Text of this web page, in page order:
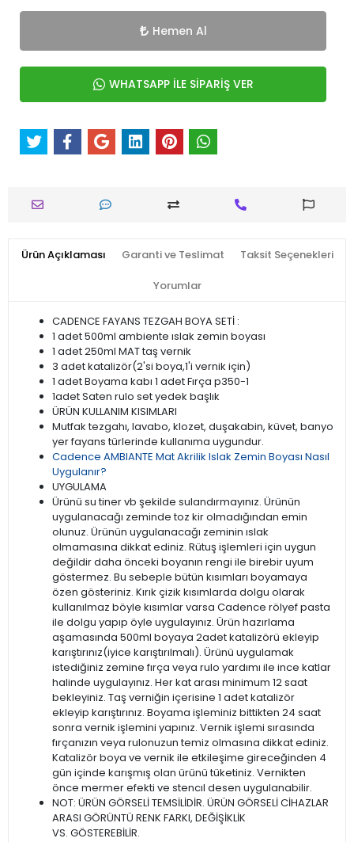
Hemen Al
WHATSAPP İLE SİPARİŞ VER
Ürün Açıklaması Garanti ve Teslimat Taksit Seçenekleri
Yorumlar
CADENCE FAYANS TEZGAH BOYA SETİ :
1 adet 500ml ambiente ıslak zemin boyası
1 adet 250ml MAT taş vernik
3 adet katalizör(2'si boya,1'i vernik için)
1 adet Boyama kabı 1 adet Fırça p350-1
1adet Saten rulo set yedek başlık
ÜRÜN KULLANIM KISIMLARI
Mutfak tezgahı, lavabo, klozet, duşakabin, küvet, banyo
yer fayans türlerinde kullanıma uygundur.
Cadence AMBIANTE Mat Akrilik Islak Zemin Boyası Nasıl
Uygulanır?
UYGULAMA
Ürünü su tiner vb şekilde sulandırmayınız. Ürünün
uygulanacağı zeminde toz kir olmadığından emin
olunuz. Ürünün uygulanacağı zeminin ıslak
olmamasına dikkat ediniz. Rütuş işlemleri için uygun
değildir daha önceki boyanın rengi ile birebir uyum
göstermez. Bu sebeple bütün kısımları boyamaya
özen gösteriniz. Kırık çizik kısımlarda dolgu olarak
kullanılmaz böyle kısımlar varsa Cadence rölyef pasta
ile dolgu yapıp öyle uygulayınız. Ürün hazırlama
aşamasında 500ml boyaya 2adet katalizörü ekleyip
karıştırınız(iyice karıştırılmalı). Ürünü uygulamak
istediğiniz zemine fırça veya rulo yardımı ile ince katlar
halinde uygulayınız. Her kat arası minimum 12 saat
bekleyiniz. Taş verniğin içerisine 1 adet katalizör
ekleyip karıştırınız. Boyama işleminiz bittikten 24 saat
sonra vernik işlemini yapınız. Vernik işlemi sırasında
fırçanızın veya rulonuzun temiz olmasına dikkat ediniz.
Katalizör boya ve vernik ile etkileşime gireceğinden 4
gün içinde karışmış olan ürünü tüketiniz. Vernikten
önce mermer efekti ve stencıl desen uygulanabilir.
NOT: ÜRÜN GÖRSELİ TEMSİLİDİR. ÜRÜN GÖRSELİ CİHAZLAR
ARASI GÖRÜNTÜ RENK FARKI, DEĞİŞİKLİK
VS. GÖSTEREBİLİR.